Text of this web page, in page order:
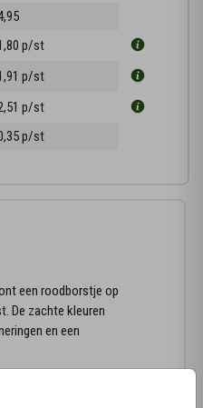
p/st
p/st
p/st
p/st
een roodborstje op
De zachte kleuren
en een